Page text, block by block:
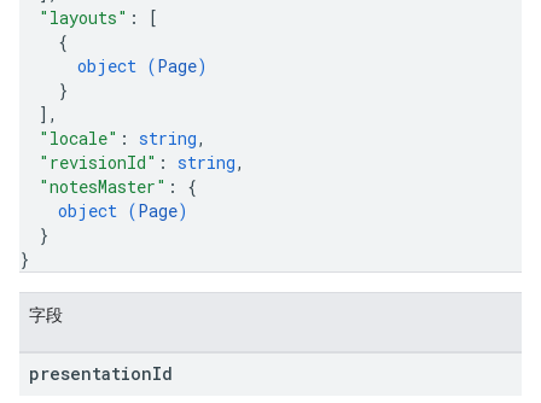
"layouts" :
[
{
object (Page)
}
] ,
"locale" : string,
"revisionId" : string,
"notesMaster" : {
object (Page)
}
}
字段
presentationId